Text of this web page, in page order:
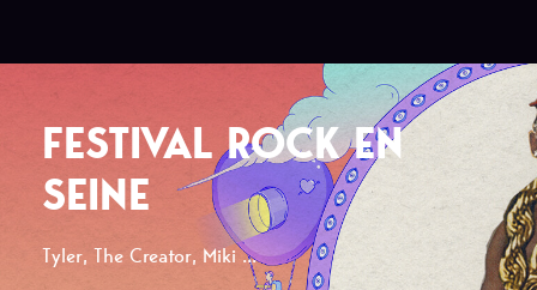
FESTIVAL ROCK EN
SEINE
Tyler, The Creator, Miki ...